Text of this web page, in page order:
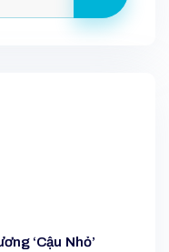
‘cậu Nhỏ’